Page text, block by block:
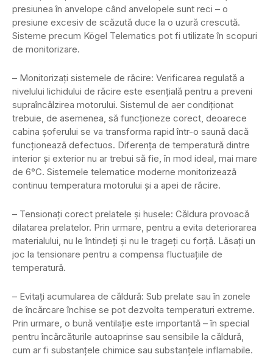
presiunea în anvelope când anvelopele sunt reci – o
presiune excesiv de scăzută duce la o uzură crescută.
Sisteme precum Kögel Telematics pot fi utilizate în scopuri
de monitorizare.
– Monitorizați sistemele de răcire: Verificarea regulată a
nivelului lichidului de răcire este esențială pentru a preveni
supraîncălzirea motorului. Sistemul de aer condiționat
trebuie, de asemenea, să funcționeze corect, deoarece
cabina șoferului se va transforma rapid într-o saună dacă
funcționează defectuos. Diferența de temperatură dintre
interior și exterior nu ar trebui să fie, în mod ideal, mai mare
de 6°C. Sistemele telematice moderne monitorizează
continuu temperatura motorului și a apei de răcire.
– Tensionați corect prelatele și husele: Căldura provoacă
dilatarea prelatelor. Prin urmare, pentru a evita deteriorarea
materialului, nu le întindeți și nu le trageți cu forță. Lăsați un
joc la tensionare pentru a compensa fluctuațiile de
temperatură.
– Evitați acumularea de căldură: Sub prelate sau în zonele
de încărcare închise se pot dezvolta temperaturi extreme.
Prin urmare, o bună ventilație este importantă – în special
pentru încărcăturile autoaprinse sau sensibile la căldură,
cum ar fi substanțele chimice sau substanțele inflamabile.